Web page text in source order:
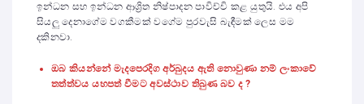
ඉන්ධන සහ ඉන්ධන ආශ්‍රිත නිෂ්පාදන පාවිච්චි කළ යුතුයි. එය අපි
සියලු දෙනාගේම වගකීමක් වගේම පුරවැසි බැඳීමක් ලෙස මම
දකිනවා.
ඔබ කියන්නේ මැදපෙරදිග අර්බුදය ඇති නොවුණා නම් ලංකාවේ
තත්ත්වය යහපත් වීමට අවස්ථාව තිබුණ බව ද ?